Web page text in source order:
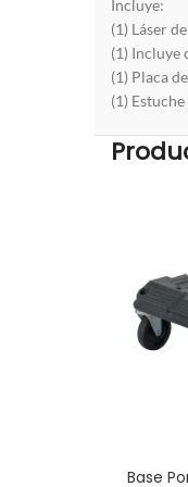
Incluye:
(1) Láser
(1) Incluye
(1) Placa
(1)
Base